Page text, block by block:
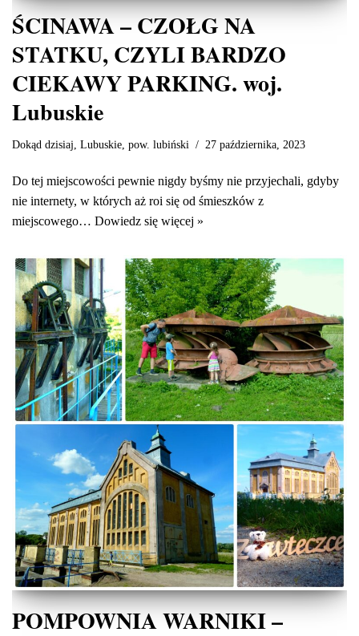
ŚCINAWA – CZOŁG NA
STATKU, CZYLI BARDZO
CIEKAWY PARKING. woj.
Lubuskie
Dokąd dzisiaj Lubuskie pow. lubiński 27 października, 2023
Do tej miejscowości pewnie nigdy byśmy nie przyjechali, gdyby
nie internety, w których aż roi się od śmieszków z
miejscowego… Dowiedz się więcej »
POMPOWNIA WARNIKI –